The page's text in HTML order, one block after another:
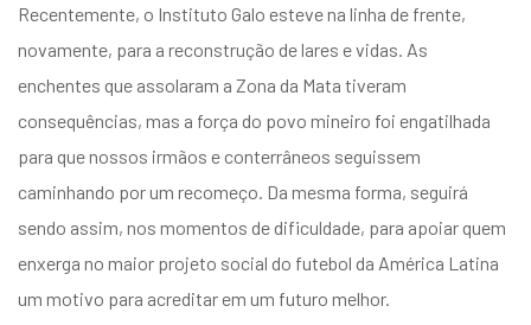
Recentemente, o Instituto Galo esteve na linha de frente,
novamente, para a reconstrução de lares e vidas. As
enchentes que assolaram a Zona da Mata tiveram
consequências, mas a força do povo mineiro foi engatilhada
para que nossos irmãos e conterrâneos seguissem
caminhando por um recomeço. Da mesma forma, seguirá
sendo assim, nos momentos de dificuldade, para apoiar quem
enxerga no maior projeto social do futebol da América Latina
um motivo para acreditar em um futuro melhor.